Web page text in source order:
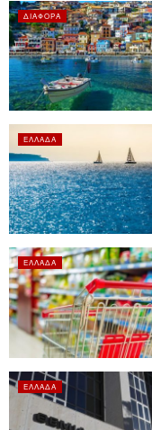
ΔΙΆΦΟΡΑ
ΕΛΛΆΔΑ
ΕΛΛΆΔΑ
ΕΛΛΆΔΑ